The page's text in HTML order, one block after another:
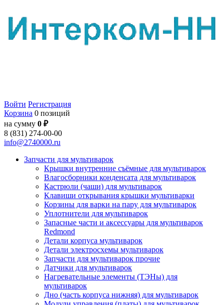
Войти Регистрация
Корзина 0 позиций
на сумму 0 ₽
8 (831) 274-00-00
info@2740000.ru
Запчасти для мультиварок
Крышки внутренние съёмные для мультиварок
Влагосборники конденсата для мультиварок
Кастрюли (чаши) для мультиварок
Клавиши открывания крышки мультиварки
Корзины для варки на пару для мультиварок
Уплотнители для мультиварок
Запасные части и аксессуары для мультиварок
Redmond
Детали корпуса мультиварок
Детали электросхемы мультиварок
Запчасти для мультиварок прочие
Датчики для мультиварок
Нагревательные элементы (ТЭНы) для
мультиварок
Дно (часть корпуса нижняя) для мультиварок